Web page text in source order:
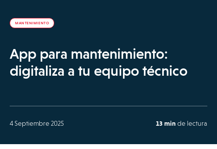
MANTENIMIENTO
App para mantenimiento:
digitaliza a tu equipo técnico
4 Septiembre 2025 13 min de lectura